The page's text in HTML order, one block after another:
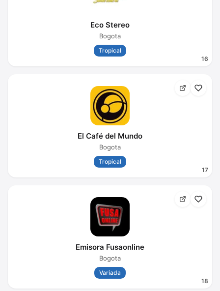
16
Eco Stereo
Bogota
Tropical
17
El Café del Mundo
Bogota
Tropical
18
Emisora Fusaonline
Bogota
Variada